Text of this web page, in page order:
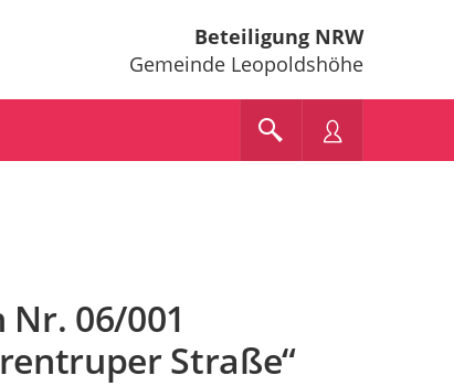
Beteiligung NRW
Gemeinde Leopoldshöhe
06/001
Straße“